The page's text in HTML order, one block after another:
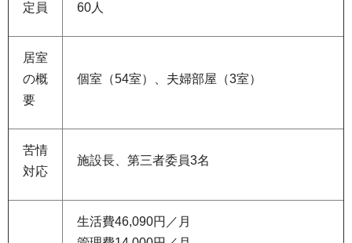
定員 60人
居室
の概
要
個室（54室）、夫婦部屋（3室）
苦情
対応
施設長、第三者委員3名
生活費46,090円／月